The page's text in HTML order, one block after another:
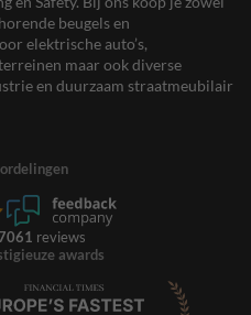
beugels en
elektrische auto’s,
maar ook diverse
en duurzaam straatmeubilair
reviews
awards